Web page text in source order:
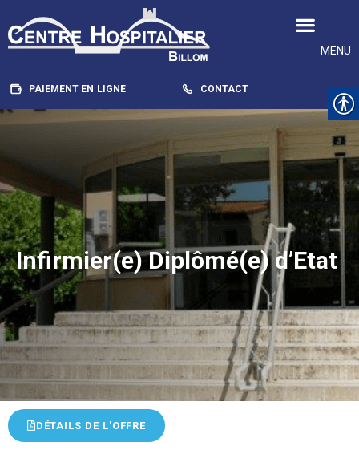
MENU
PAIEMENT EN LIGNE CONTACT
Infirmier(e) Diplômé(e) d’Etat
DÉTAILS DE L'OFFRE